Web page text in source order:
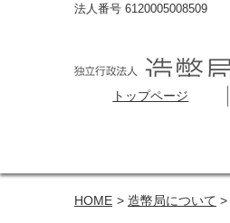
法人番号 6120005008509
トップページ
HOME > 造幣局について >